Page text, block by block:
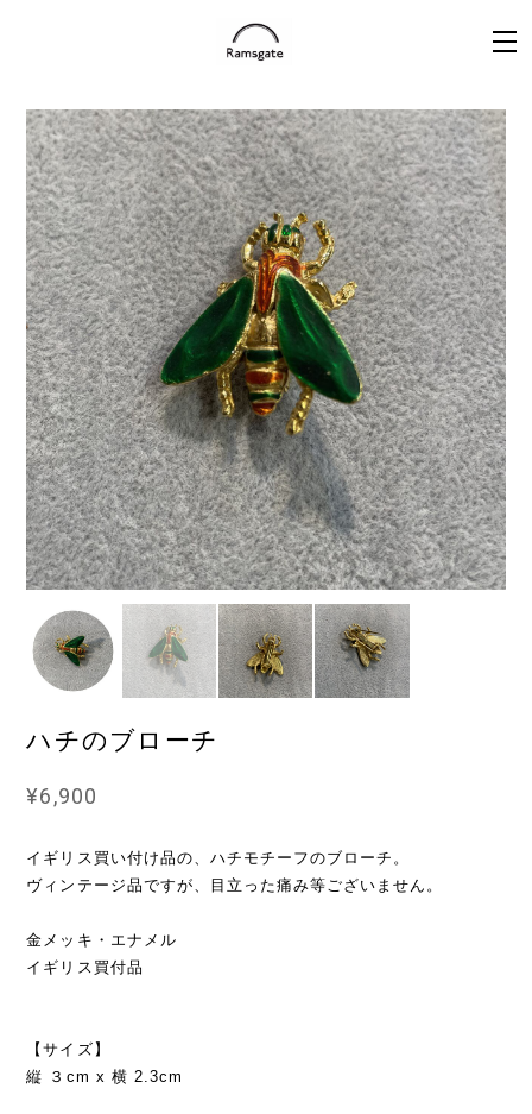
ハチのブローチ
¥6,900
イギリス買い付け品の、ハチモチーフのブローチ。
ヴィンテージ品ですが、目立った痛み等ございません。
金メッキ・エナメル
イギリス買付品
【サイズ】
縦 ３cm x 横 2.3cm